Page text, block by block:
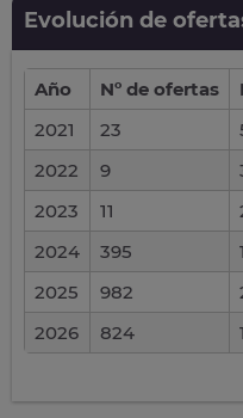
Evolución de
Año Nº de ofertas
2021
23
2022
9
2023
11
2024
395
2025
982
2026
824